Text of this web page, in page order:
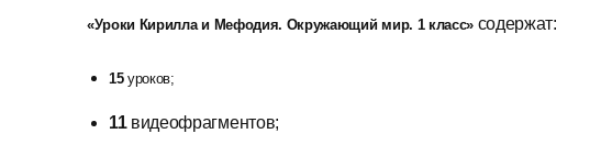
«Уроки Кирилла и Мефодия. Окружающий мир. 1 класс» содержат:
15уроков;
11видеофрагментов;